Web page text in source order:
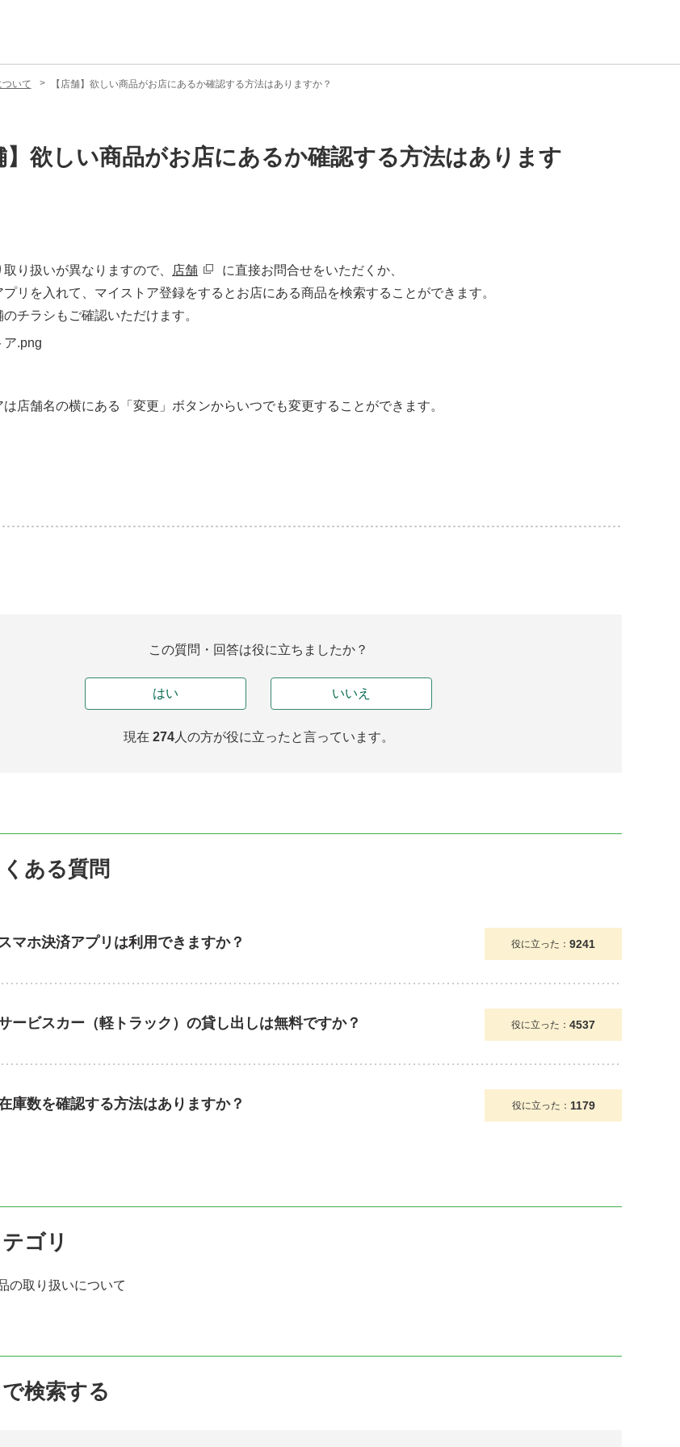
いて 【店舗】欲しい商品がお店にあるか確認する方法はありますか？
】欲しい商品がお店にあるか確認する方法はあります
り扱いが異なりますので、 店舗
に直接お問合せをいただくか、
プリを入れて、マイストア登録をするとお店にある商品を検索することができます。
のチラシもご確認いただけます。
は店舗名の横にある「変更」ボタンからいつでも変更することができます。
この質問・回答は役に立ちましたか？
はい いいえ
現在 274人の方が役に立ったと言っています。
ある質問
マホ決済アプリは利用できますか？ 役に立った： 9241
サービスカー（軽トラック）の貸し出しは無料ですか？ 役に立った： 4537
庫数を確認する方法はありますか？ 役に立った： 1179
ゴリ
の取り扱いについて
検索する